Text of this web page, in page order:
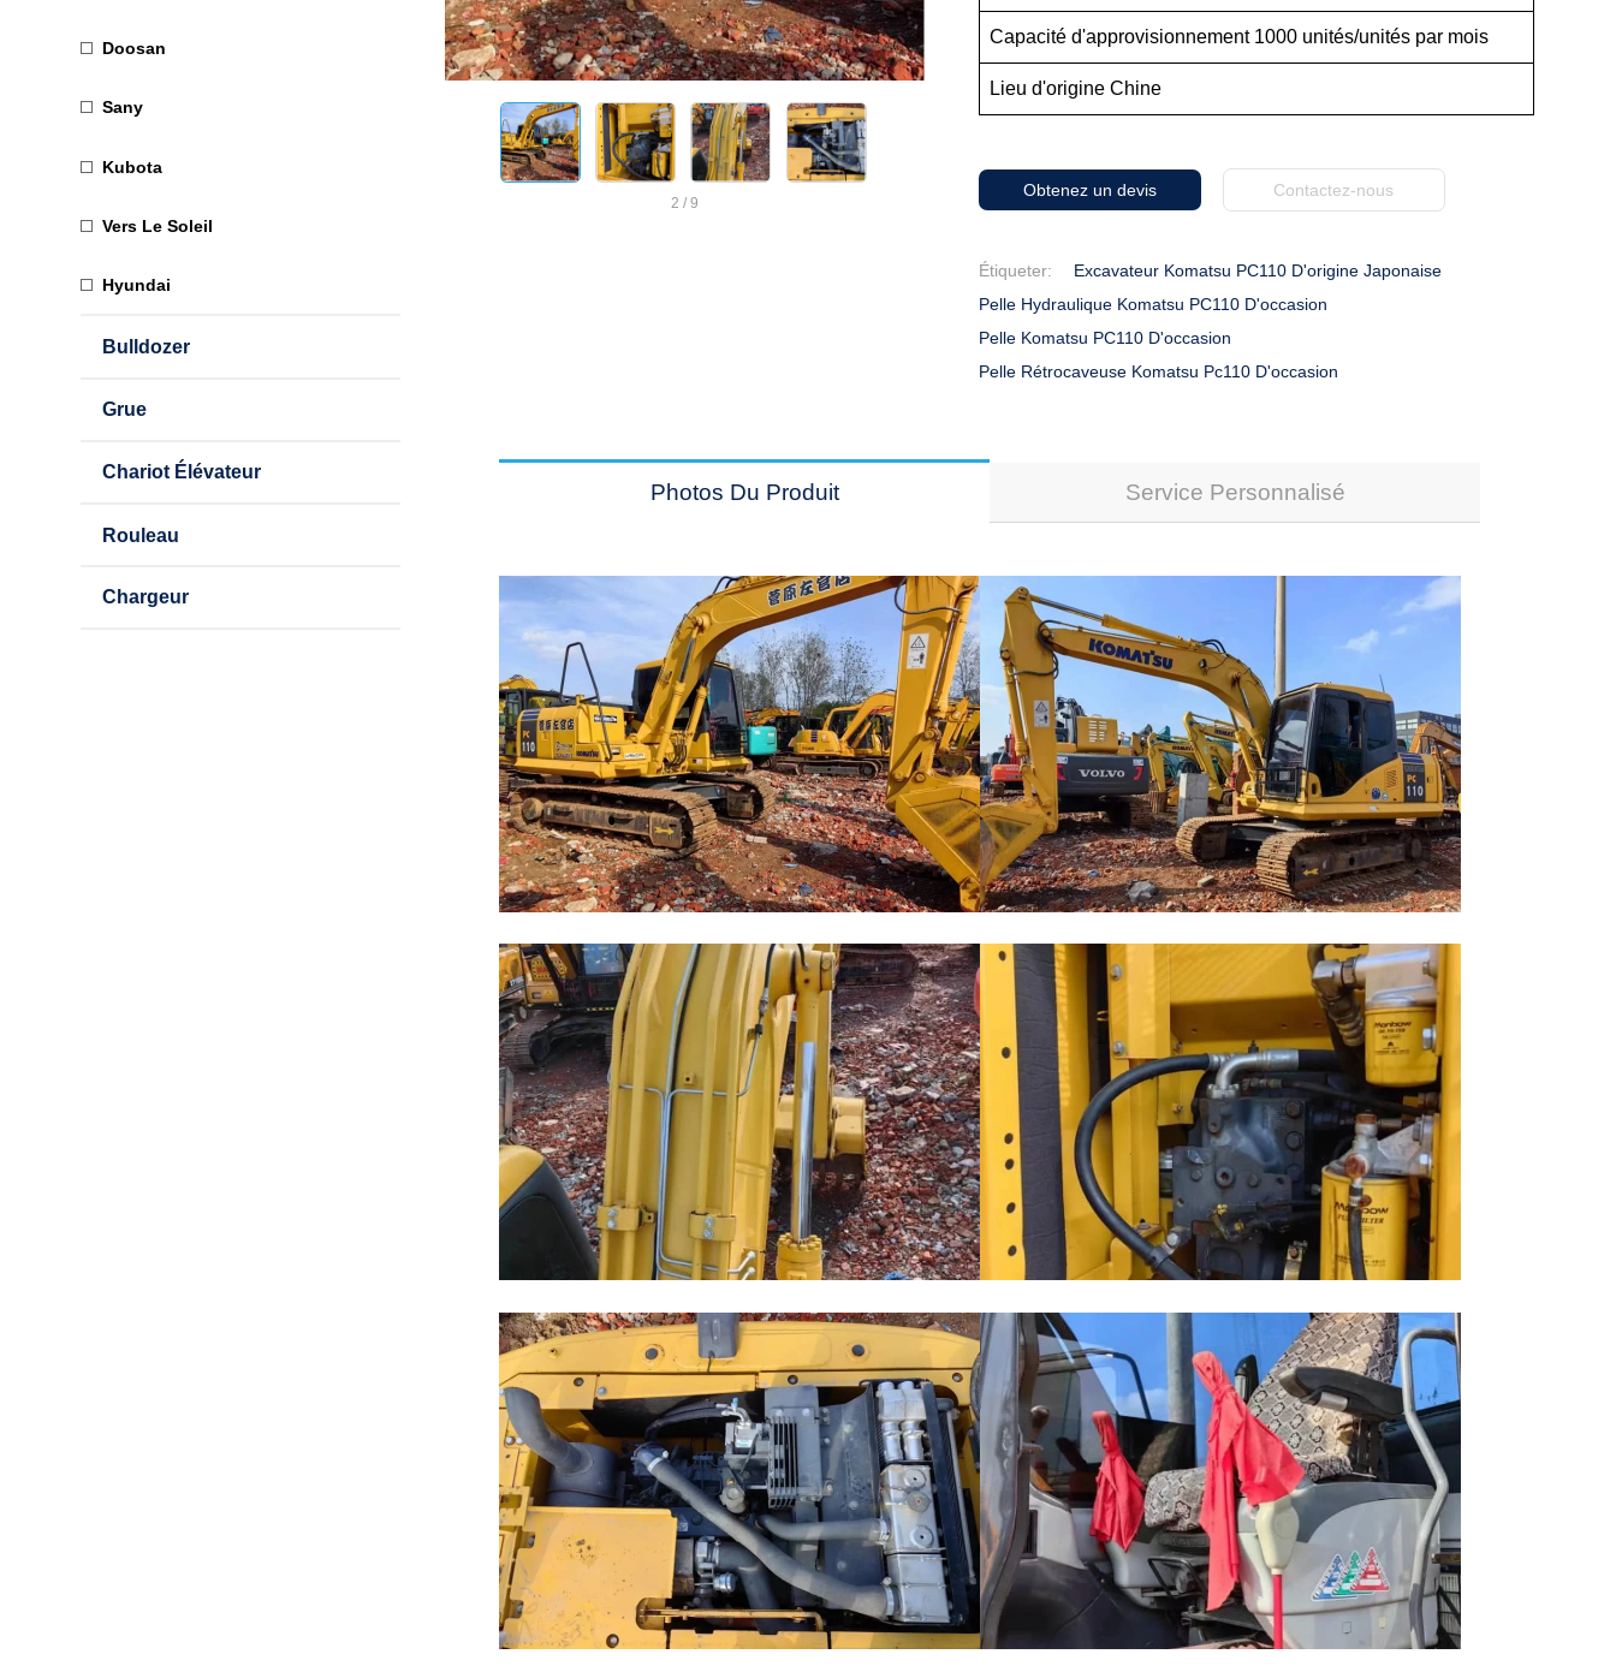
Doosan
Sany
Kubota
Vers Le Soleil
Hyundai
Bulldozer
Grue
Chariot Élévateur
Rouleau
Chargeur
2 / 9
Capacité d'approvisionnement 1000 unités/unités par mois
Lieu d'origine Chine
Obtenez un devis Contactez-nous
Étiqueter:
Excavateur Komatsu PC110 D'origine Japonaise
Pelle Hydraulique Komatsu PC110 D'occasion
Pelle Komatsu PC110 D'occasion
Pelle Rétrocaveuse Komatsu Pc110 D'occasion
Photos Du Produit Service Personnalisé